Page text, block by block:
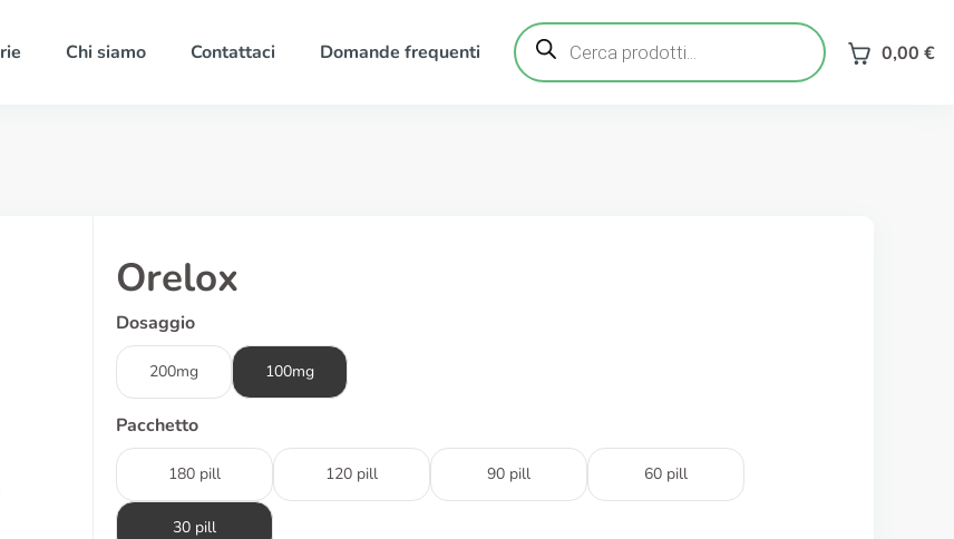
Chi siamo Contattaci Domande frequenti
Ricerca
prodotti 0,00 €
Orelox
Dosaggio
200mg 100mg
Pacchetto
180 pill 120 pill 90 pill 60 pill
30 pill